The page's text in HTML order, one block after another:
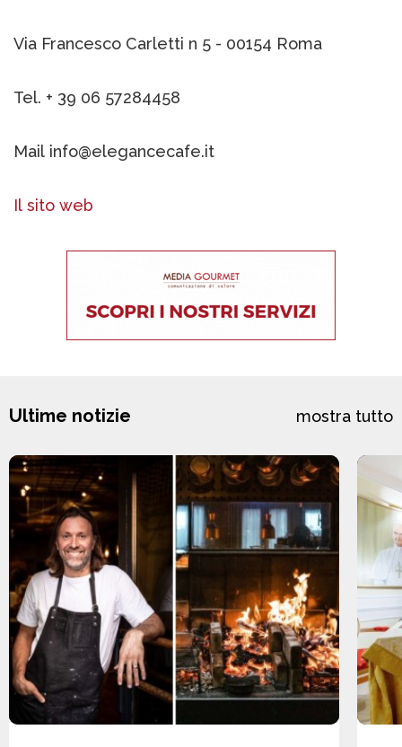
Via Francesco Carletti n 5 - 00154 Roma
Tel. + 39 06 57284458
Mail info@elegancecafe.it
Il sito web
Ultime notizie mostra tutto